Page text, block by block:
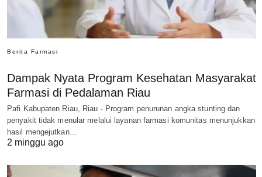
Berita Farmasi
Dampak Nyata Program Kesehatan Masyarakat
Farmasi di Pedalaman Riau
Pafi Kabupaten Riau, Riau - Program penurunan angka stunting dan
penyakit tidak menular melalui layanan farmasi komunitas menunjukkan
hasil mengejutkan…
2 minggu ago